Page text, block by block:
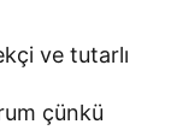
ve tutarlı
çünkü